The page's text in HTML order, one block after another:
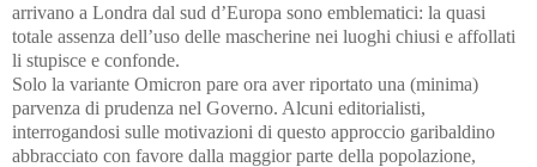
arrivano a Londra dal sud d’Europa sono emblematici: la quasi
totale assenza dell’uso delle mascherine nei luoghi chiusi e affollati
li stupisce e confonde.
Solo la variante Omicron pare ora aver riportato una (minima)
parvenza di prudenza nel Governo. Alcuni editorialisti,
interrogandosi sulle motivazioni di questo approccio garibaldino
abbracciato con favore dalla maggior parte della popolazione,